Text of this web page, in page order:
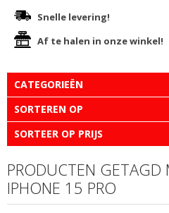
Snelle levering!
Af te halen in onze winkel!
CATEGORIEËN
SORTEREN OP
SORTEER OP PRIJS
PRODUCTEN GETAGD
IPHONE 15 PRO